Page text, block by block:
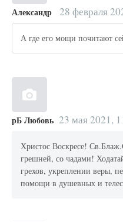
Александр 28 февраля
А где его мощи почитают
рБ Любовь 23 мая 2021,
Христос Воскресе!
грешней, со чадами!
грехов, укреплении веры,
помощи в душевных и